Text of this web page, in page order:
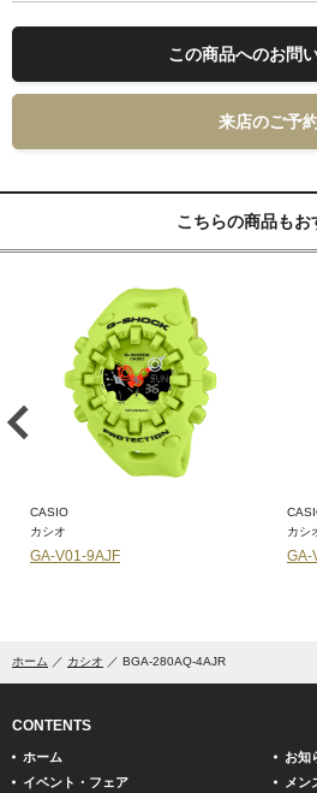
この商品へのお問
来店のご予
こちらの商品もお
CASIO
カシオ
GA-V01-9AJF
カシ
GA-
ホーム カシオ BGA-280AQ-4AJR
CONTENTS
ホーム
お知
イベント・フェア
メン